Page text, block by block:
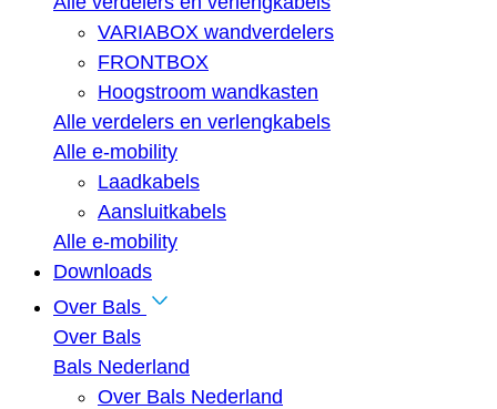
VARIABOX wandverdelers
FRONTBOX
Hoogstroom wandkasten
Alle verdelers en verlengkabels
Alle e-mobility
Laadkabels
Aansluitkabels
Alle e-mobility
Downloads
Over Bals
Over Bals
Bals Nederland
Over Bals Nederland